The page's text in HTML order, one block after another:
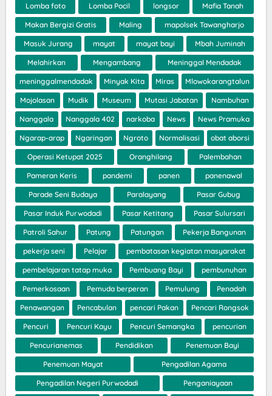
Lomba foto Lomba Pocil longsor Mafia Tanah
Makan Bergizi Gratis Maling mapolsek Tawangharjo
Masuk Jurang mayat mayat bayi Mbah Juminah
Melahirkan Mengambang Meninggal Mendadak
meninggalmendadak Minyak Kita Miras Mlowokarangtalun
Mojolasan Mudik Museum Mutasi Jabatan Nambuhan
Nanggala Nanggala 402 narkoba News News Pramuka
Ngarap-arap Ngaringan Ngroto Normalisasi obat aborsi
Operasi Ketupat 2025 Oranghilang Palembahan
Pameran Keris pandemi panen panenawal
Parade Seni Budaya Paralayang Pasar Gubug
Pasar Induk Purwodadi Pasar Ketitang Pasar Sulursari
Patroli Sahur Patung Patungan Pekerja Bangunan
pekerja seni Pelajar pembatasan kegiatan masyarakat
pembelajaran tatap muka Pembuang Bayi pembunuhan
Pemerkosaan Pemuda berperan Pemulung Penadah
Penawangan Pencabulan pencari Pakan Pencari Rongsok
Pencuri Pencuri Kayu Pencuri Semangka pencurian
Pencurianemas Pendidikan Penemuan Bayi
Penemuan Mayat Pengadilan Agama
Pengadilan Negeri Purwodadi Penganiayaan